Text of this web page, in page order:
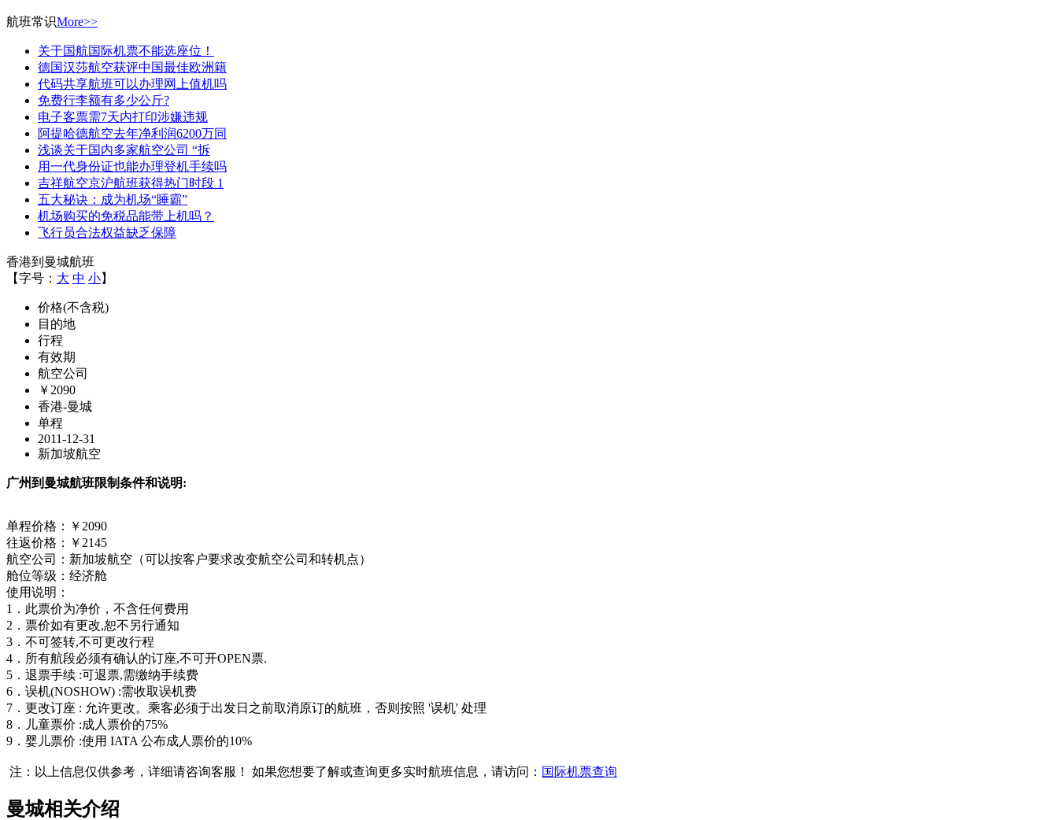
航班常识More>>
关于国航国际机票不能选座位！
德国汉莎航空获评中国最佳欧洲籍
代码共享航班可以办理网上值机吗
免费行李额有多少公斤?
电子客票需7天内打印涉嫌违规
阿提哈德航空去年净利润6200万同
浅谈关于国内多家航空公司 “拆
用一代身份证也能办理登机手续吗
吉祥航空京沪航班获得热门时段 1
五大秘诀：成为机场“睡霸”
机场购买的免税品能带上机吗？
飞行员合法权益缺乏保障
香港到曼城航班
【字号： 大 中 小】
价格(不含税)
目的地
行程
有效期
航空公司
￥2090
香港-曼城
单程
2011-12-31
新加坡航空
广州到曼城航班限制条件和说明:
单程价格：￥2090
往返价格：￥2145
航空公司：新加坡航空（可以按客户要求改变航空公司和转机点）
舱位等级：经济舱
使用说明：
1．此票价为净价，不含任何费用
2．票价如有更改,恕不另行通知
3．不可签转,不可更改行程
4．所有航段必须有确认的订座,不可开OPEN票.
5．退票手续 :可退票,需缴纳手续费
6．误机(NOSHOW) :需收取误机费
7．更改订座 : 允许更改。乘客必须于出发日之前取消原订的航班，否则按照 '误机' 处理
8．儿童票价 :成人票价的75%
9．婴儿票价 :使用 IATA 公布成人票价的10%
注：以上信息仅供参考，详细请咨询客服！ 如果您想要了解或查询更多实时航班信息，请访问： 国际机票查询
曼城相关介绍